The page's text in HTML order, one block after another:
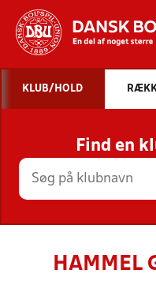
STILLINGER,
KLUB/HOLD
Find en
HAMMEL